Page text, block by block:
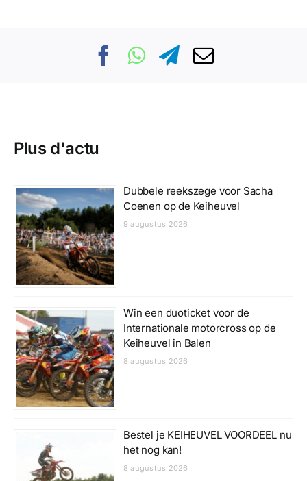
Plus d'actu
Dubbele reekszege voor Sacha
Coenen op de Keiheuvel
9 augustus 2026
Win een duoticket voor de
Internationale motorcross op de
Keiheuvel in Balen
8 augustus 2026
Bestel je KEIHEUVEL VOORDEEL nu
het nog kan!
8 augustus 2026